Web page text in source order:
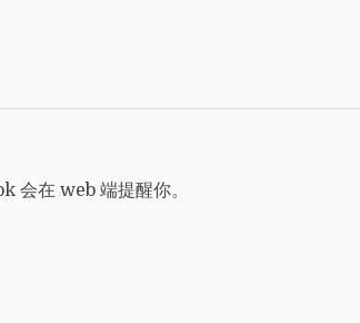
会在 web 端提醒你。